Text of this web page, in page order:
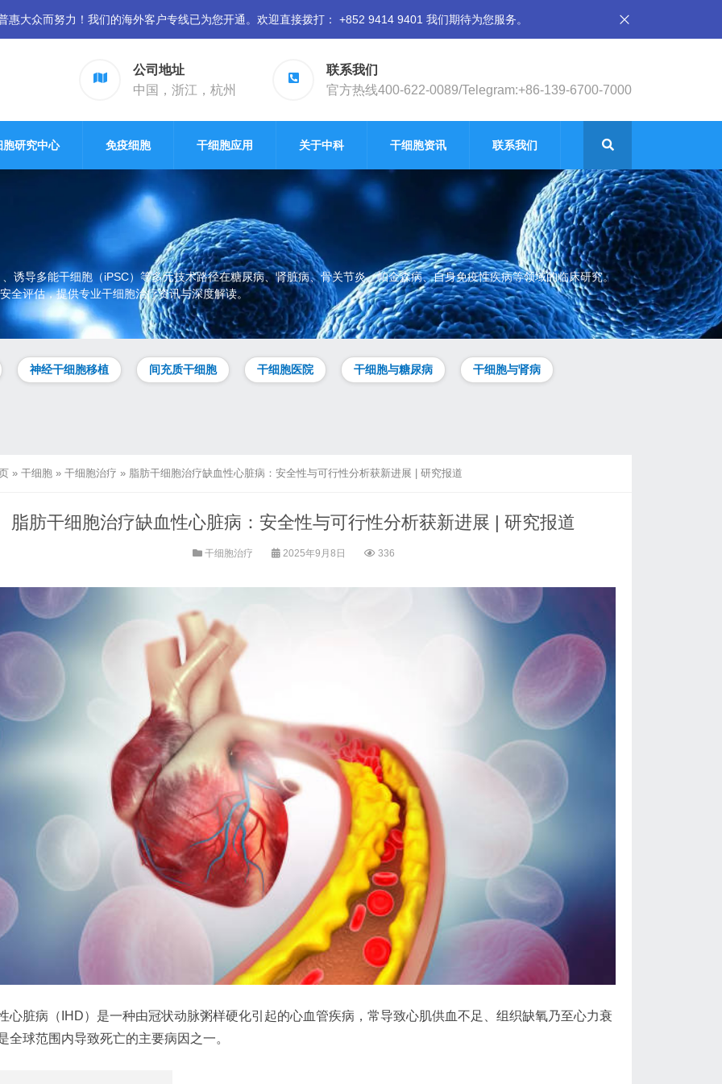
大众而努力！我们的海外客户专线已为您开通。欢迎直接拨打： +852 9414 9401 我们期待为您服务。
公司地址
中国，浙江，杭州
联系我们
官方热线400-622-0089/Telegram:+86-139-6700-7000
胞研究中心 免疫细胞 干细胞应用 关于中科 干细胞资讯 联系我们
诱导多能干细胞（iPSC）等多元技术路径在糖尿病、肾脏病、骨关节炎、帕金森病、自身免疫性疾病等领域的临床研究。
全评估，提供专业干细胞治疗资讯与深度解读。
神经干细胞移植 间充质干细胞 干细胞医院 干细胞与糖尿病 干细胞与肾病
» 干细胞 » 干细胞治疗 » 脂肪干细胞治疗缺血性心脏病：安全性与可行性分析获新进展 | 研究报道
脂肪干细胞治疗缺血性心脏病：安全性与可行性分析获新进展 | 研究报道
干细胞治疗 2025年9月8日 336
心脏病（IHD）是一种由冠状动脉粥样硬化引起的心血管疾病，常导致心肌供血不足、组织缺氧乃至心力衰
全球范围内导致死亡的主要病因之一。